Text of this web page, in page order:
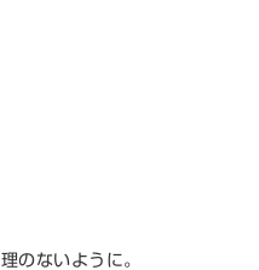
のないように。